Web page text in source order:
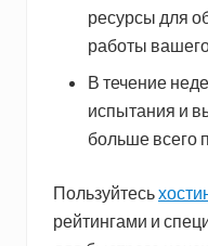
ресурсы для
работы
В течение
испытания и
больше всего
Пользуйтесь
рейтингами и